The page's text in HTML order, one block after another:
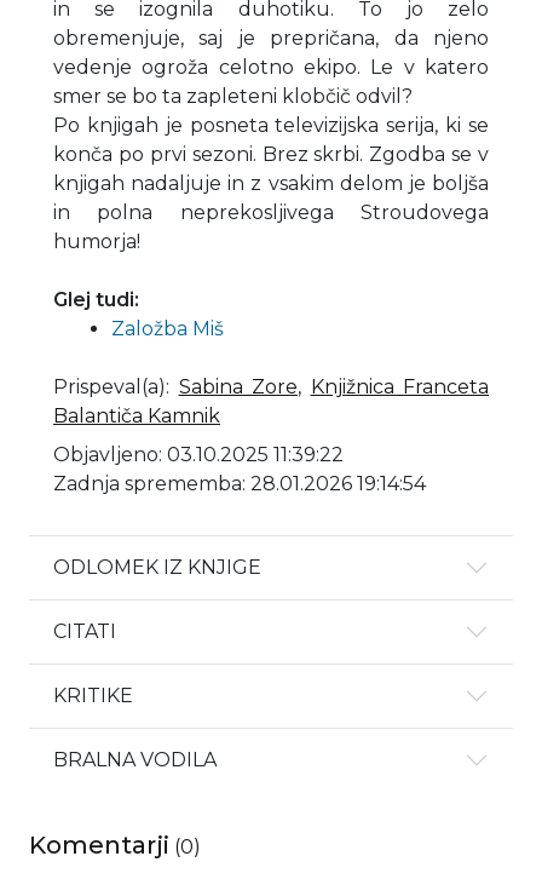
in se izognila duhotiku. To jo zelo
obremenjuje, saj je prepričana, da njeno
vedenje ogroža celotno ekipo. Le v katero
smer se bo ta zapleteni klobčič odvil?
Po knjigah je posneta televizijska serija, ki se
konča po prvi sezoni. Brez skrbi. Zgodba se v
knjigah nadaljuje in z vsakim delom je boljša
in polna neprekosljivega Stroudovega
humorja!
Glej tudi:
Založba Miš
Prispeval(a): Sabina Zore, Knjižnica Franceta
Balantiča Kamnik
Objavljeno: 03.10.2025 11:39:22
Zadnja sprememba: 28.01.2026 19:14:54
ODLOMEK IZ KNJIGE
CITATI
KRITIKE
BRALNA VODILA
Komentarji (0)